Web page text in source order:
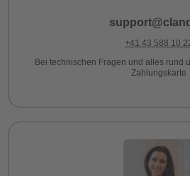
+41 43 588 10
Bei technischen Fragen und alles rund
Zahlungskarte